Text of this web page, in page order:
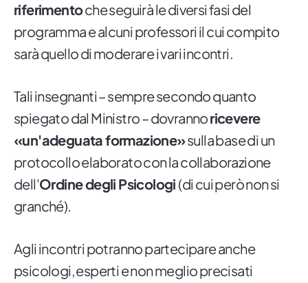
riferimentoche seguirà le diversi fasi del
programma e alcuni professori il cui compito
sarà quello di moderare i vari incontri.
Tali insegnanti – sempre secondo quanto
spiegato dal Ministro – dovrannoricevere
«un'adeguata formazione»sulla base di un
protocollo elaborato con la collaborazione
dell'Ordine degli Psicologi (di cui però non si
granché).
Agli incontri potranno partecipare anche
psicologi, esperti e non meglio precisati